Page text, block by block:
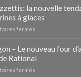
la nouvelle
à glaces
fermés
Pozzettis:
la
nouvelle
– Le nouveau four
Rational
fermés